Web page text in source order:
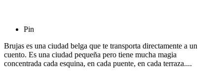
Pin
Brujas es una ciudad belga que te transporta directamente a un
cuento. Es una ciudad pequeña pero tiene mucha magia
concentrada cada esquina, en cada puente, en cada terraza....